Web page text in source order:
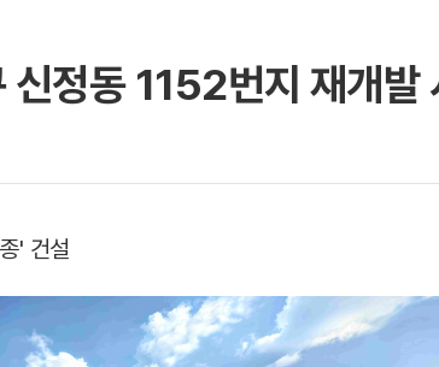
신정동 1152번지 재개발
' 건설